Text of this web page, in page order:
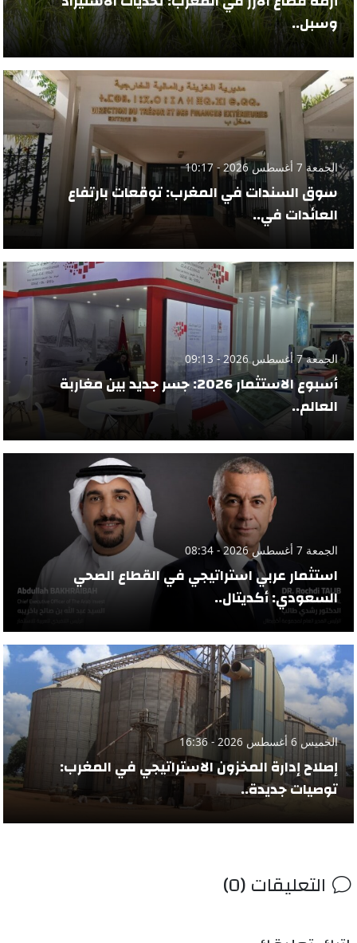
وسبل..
الجمعة 7 أغسطس 2026 - 10:17
سوق السندات في المغرب: توقعات بارتفاع
العائدات في..
الجمعة 7 أغسطس 2026 - 09:13
أسبوع الاستثمار 2026: جسر جديد بين مغاربة
العالم..
الجمعة 7 أغسطس 2026 - 08:34
استثمار عربي استراتيجي في القطاع الصحي
السعودي: أكديتال..
الخميس 6 أغسطس 2026 - 16:36
إصلاح إدارة المخزون الاستراتيجي في المغرب:
توصيات جديدة..
التعليقات (0)